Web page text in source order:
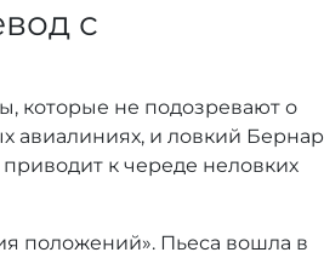
с
которые не подозревают о
авиалиниях, и ловкий Бернар
к череде неловких
положений». Пьеса вошла в